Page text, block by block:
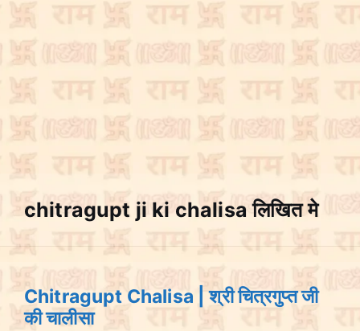
chitragupt ji ki chalisa लिखित मे
Chitragupt Chalisa | श्री चित्रगुप्त जी
की चालीसा